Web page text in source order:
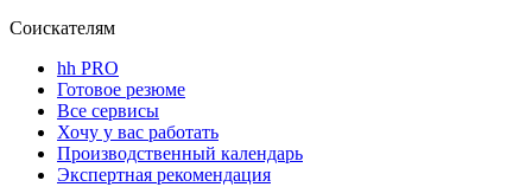
Соискателям
hh PRO
Готовое резюме
Все сервисы
Хочу у вас работать
Производственный календарь
Экспертная рекомендация